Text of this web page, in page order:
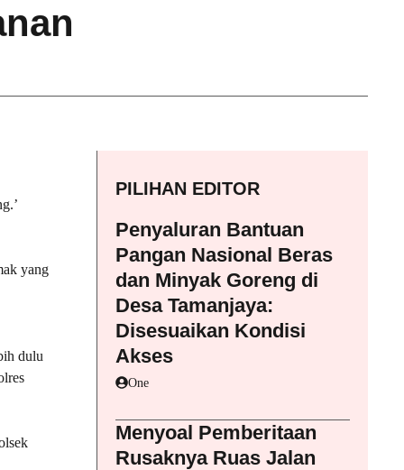
yang
dulu
PILIHAN EDITOR
Penyaluran Bantuan
Pangan Nasional Beras
dan Minyak Goreng di
Desa Tamanjaya:
Disesuaikan Kondisi
Akses
One
Menyoal Pemberitaan
Rusaknya Ruas Jalan